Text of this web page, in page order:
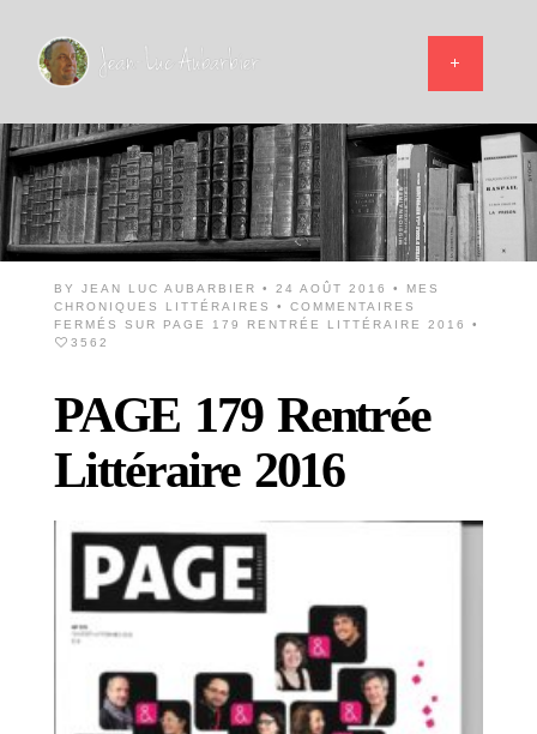
BY JEAN LUC AUBARBIER • 24 AOÛT 2016 •
MES
CHRONIQUES LITTÉRAIRES
• COMMENTAIRES
FERMÉS
SUR PAGE 179 RENTRÉE LITTÉRAIRE 2016
•
3562
PAGE 179 Rentrée
Littéraire 2016